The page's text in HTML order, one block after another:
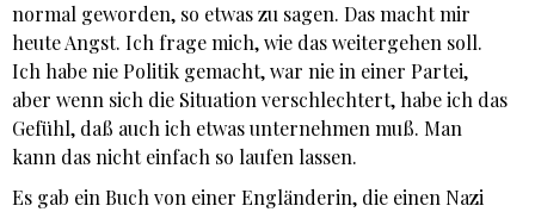
normal geworden, so etwas zu sagen. Das macht mir
heute Angst. Ich frage mich, wie das weitergehen soll.
Ich habe nie Politik gemacht, war nie in einer Partei,
aber wenn sich die Situation verschlechtert, habe ich das
Gefühl, daß auch ich etwas unternehmen muß. Man
kann das nicht einfach so laufen lassen.
Es gab ein Buch von einer Engländerin, die einen Nazi